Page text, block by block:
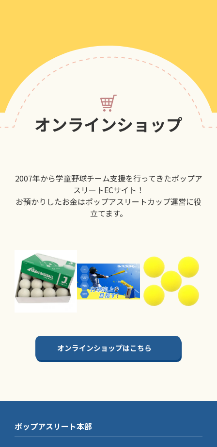
オンラインショップ
2007年から学童野球チーム支援を行ってきたポップア
スリートECサイト！
お預かりしたお金はポップアスリートカップ運営に役
立てます。
オンラインショップはこちら
ポップアスリート本部